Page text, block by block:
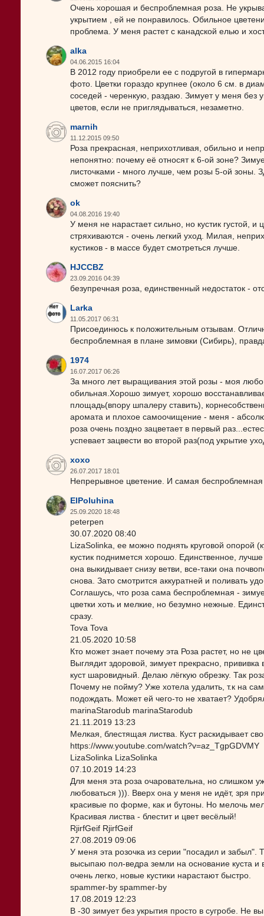
Очень хорошая и беспроблемная роза. Не
укрытием , ей не понравилось. Обильное
проблема. У меня растет с канадской елью и
alka
04.06.2015 16:04
В 2012 году приобрели ее с подругой в
фото. Цветки гораздо крупнее (около 6 см. в
соседей - черенкую, раздаю. Зимует у меня без
цветов, если не приглядываться, незаметно.
marnih
11.12.2015 09:50
Роза прекрасная, неприхотливая, обильно и
непонятно: почему её относят к 6-ой зоне?
листочками - много лучше, чем розы 5-ой зоны.
сможет пояснить?
ok
04.08.2016 19:40
У меня не нарастает сильно, но кустик густой, и
стряхиваются - очень легкий уход. Милая,
кустиков - в массе будет смотреться лучше.
HJCCBZ
23.09.2016 04:39
безупречная роза, единственный недостаток -
Larka
11.05.2017 06:31
Присоединюсь к положительным отзывам.
беспроблемная в плане зимовки (Сибирь),
1974
16.07.2017 06:26
За много лет выращивания этой розы - моя
обильная.Хорошо зимует, хорошо
площадь(впору шпалеру ставить),
аромата и плохое самоочищение - меня -
роза очень поздно зацветает в первый
успевает зацвести во второй раз(под укрытие
xoxo
26.07.2017 18:01
Непрерывное цветение. И самая беспроблемная
ElPoluhina
25.09.2020 18:48
peterpen
30.07.2020 08:40
LizaSolinka, ее можно поднять круговой опорой
кустик поднимется хорошо. Единственное,
она выкидывает снизу ветви, все-таки она
снова. Зато смотрится аккуратней и поливать
Соглашусь, что роза сама беспроблемная -
цветки хоть и мелкие, но безумно нежные.
сразу.
Tova Tova
21.05.2020 10:58
Кто может знает почему эта Роза растет, но не
Выглядит здоровой, зимует прекрасно,
куст шаровидный. Делаю лёгкую обрезку. Так
Почему не пойму? Уже хотела удалить, т.к на
подождать. Может ей чего-то не хватает?
marinaStarodub marinaStarodub
21.11.2019 13:23
Мелкая, блестящая листва. Куст раскидывает
https://www.youtube.com/watch?v=az_TgpGDVMY
LizaSolinka LizaSolinka
07.10.2019 14:23
Для меня эта роза очаровательна, но слишком
любоваться ))). Вверх она у меня не идёт, зря
красивые по форме, как и бутоны. Но мелочь
Красивая листва - блестит и цвет весёлый!
RjirfGeif RjirfGeif
27.08.2019 09:06
У меня эта розочка из серии "посадил и забыл".
высыпаю пол-ведра земли на основание куста и
очень легко, новые кустики нарастают быстро.
spammer-by spammer-by
17.08.2019 12:23
В -30 зимует без укрытия просто в сугробе. Не